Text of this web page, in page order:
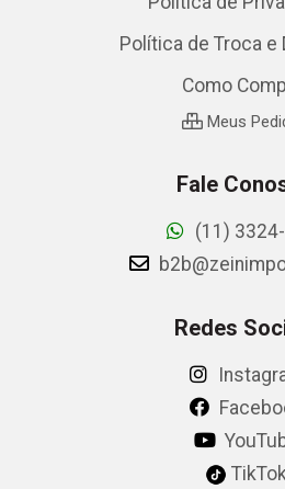
Política de Troca e
Como
Meus
Fale
(11)
Redes